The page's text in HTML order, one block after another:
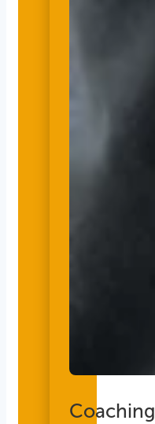
Coaching